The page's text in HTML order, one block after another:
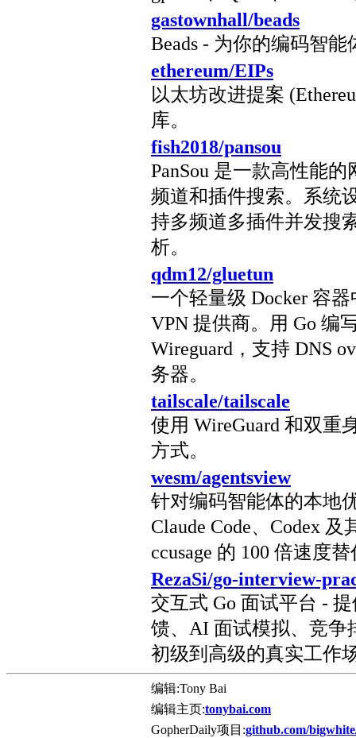
gastownhall/beads
Beads - 为你的编码智
ethereum/EIPs
以太坊改进提案
库。
fish2018/pansou
PanSou 是一款高性能
频道和插件搜索。系统
持多频道多插件并发搜
析。
qdm12/gluetun
一个轻量级 Docker 容
VPN 提供商。用 Go 编
Wireguard，支持 DNS
务器。
tailscale/tailscale
使用 WireGuard 和双重
方式。
wesm/agentsview
针对编码智能体的本地
Claude Code、Codex
ccusage 的 100 倍速度
RezaSi/go-interview-
交互式 Go 面试平台 -
馈、AI 面试模拟、竞争
初级到高级的真实工作
编辑:Tony Bai
编辑主页:tonybai.com
GopherDaily项目:github.com/